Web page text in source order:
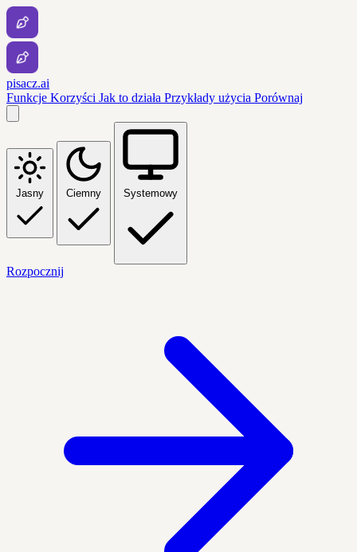
pisacz.ai
Funkcje Korzyści Jak to działa Przykłady użycia Porównaj
Jasny Ciemny Systemowy
Rozpocznij